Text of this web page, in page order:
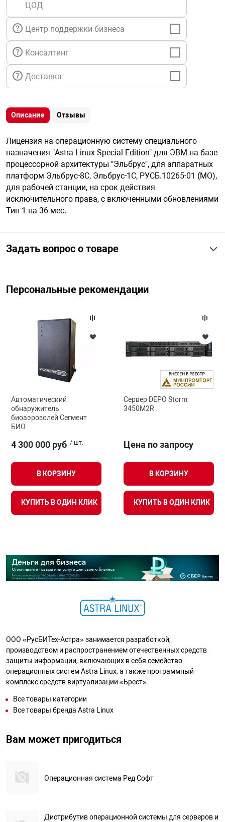
техника
автомобили
информации
средства охраны
ключи
безопасность
оборудование
ЦОД
Центр поддержки бизнеса
Консалтинг
Доставка
Описание Отзывы
Лицензия на операционную систему специального
назначения "Astra Linux Special Edition" для ЭВМ на базе
процессорной архитектуры "Эльбрус", для аппаратных
платформ Эльбрус-8С, Эльбрус-1С, РУСБ.10265-01 (МО),
для рабочей станции, на срок действия
исключительного права, с включенными обновлениями
Тип 1 на 36 мес.
Задать вопрос о товаре
Персональные рекомендации
Автоматический
обнаружитель
биоаэрозолей Сегмент
БИО
4 300 000 руб / шт.
В КОРЗИНУ
КУПИТЬ В ОДИН КЛИК
Сервер DEPO Storm
3450M2R
Цена по запросу
В КОРЗИНУ
КУПИТЬ В ОДИН КЛИК
ООО «РусБИТех-Астра» занимается разработкой,
производством и распространением отечественных средств
защиты информации, включающих в себя семейство
операционных систем Astra Linux, а также программный
комплекс средств виртуализации «Брест».
Все товары категории
Все товары бренда Astra Linux
Вам может пригодиться
Операционная система Ред Софт
Дистрибутив операционной системы для серверов и